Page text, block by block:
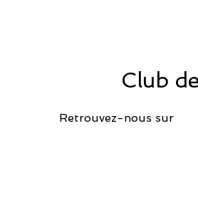
Retrouvez-nous sur
Club